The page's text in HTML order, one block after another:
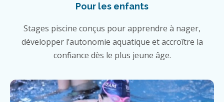
Pour les enfants
Stages piscine conçus pour apprendre à nager,
développer l’autonomie aquatique et accroître la
confiance dès le plus jeune âge.